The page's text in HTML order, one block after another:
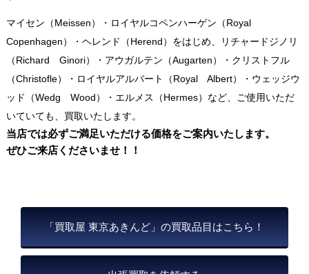
マイセン（Meissen）・ロイヤルコペンハーゲン（Royal
Copenhagen）・ヘレンド（Herend）をはじめ、リチャードジノリ
（Richard Ginori）・アウガルテン（Augarten）・クリストフル
（Christofle）・ロイヤルアルバート（Royal Albert）・ウェッジウ
ッド（Wedg Wood）・エルメス（Hermes）など、ご使用いただ
いていても、買取いたします。
当店では必ずご満足いただける価格をご案内いたします。
ぜひご来店くださいませ！！
「買取屋 東京あきんど」の買取品目はこちら！